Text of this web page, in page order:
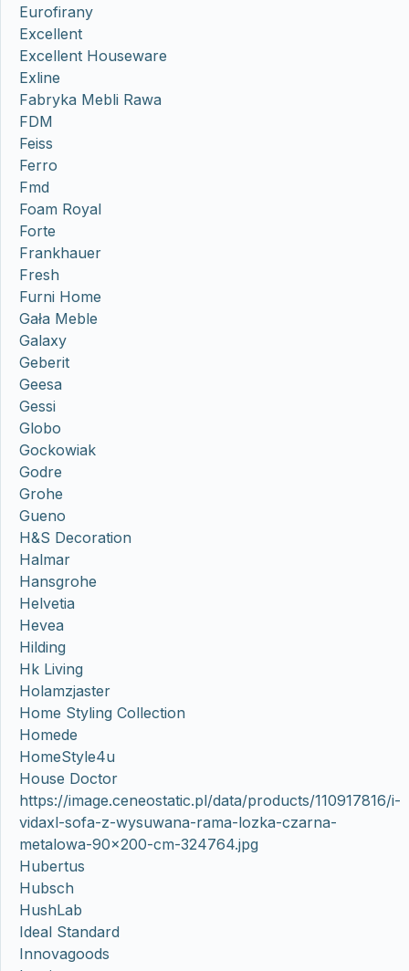
Eurofirany
Excellent
Excellent Houseware
Exline
Fabryka Mebli Rawa
FDM
Feiss
Ferro
Fmd
Foam Royal
Forte
Frankhauer
Fresh
Furni Home
Gała Meble
Galaxy
Geberit
Geesa
Gessi
Globo
Gockowiak
Godre
Grohe
Gueno
H&S Decoration
Halmar
Hansgrohe
Helvetia
Hevea
Hilding
Hk Living
Holamzjaster
Home Styling Collection
Homede
HomeStyle4u
House Doctor
https://image.ceneostatic.pl/data/products/110917816/i-
vidaxl-sofa-z-wysuwana-rama-lozka-czarna-
metalowa-90×200-cm-324764.jpg
Hubertus
Hubsch
HushLab
Ideal Standard
Innovagoods